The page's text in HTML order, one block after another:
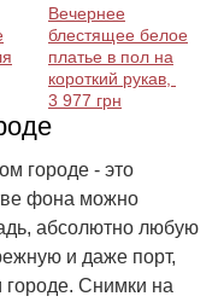
Вечернее
блестящее белое
платье в пол на
короткий рукав,
3 977 грн
городе - это
фона можно
абсолютно любую
и даже порт,
городе. Снимки на